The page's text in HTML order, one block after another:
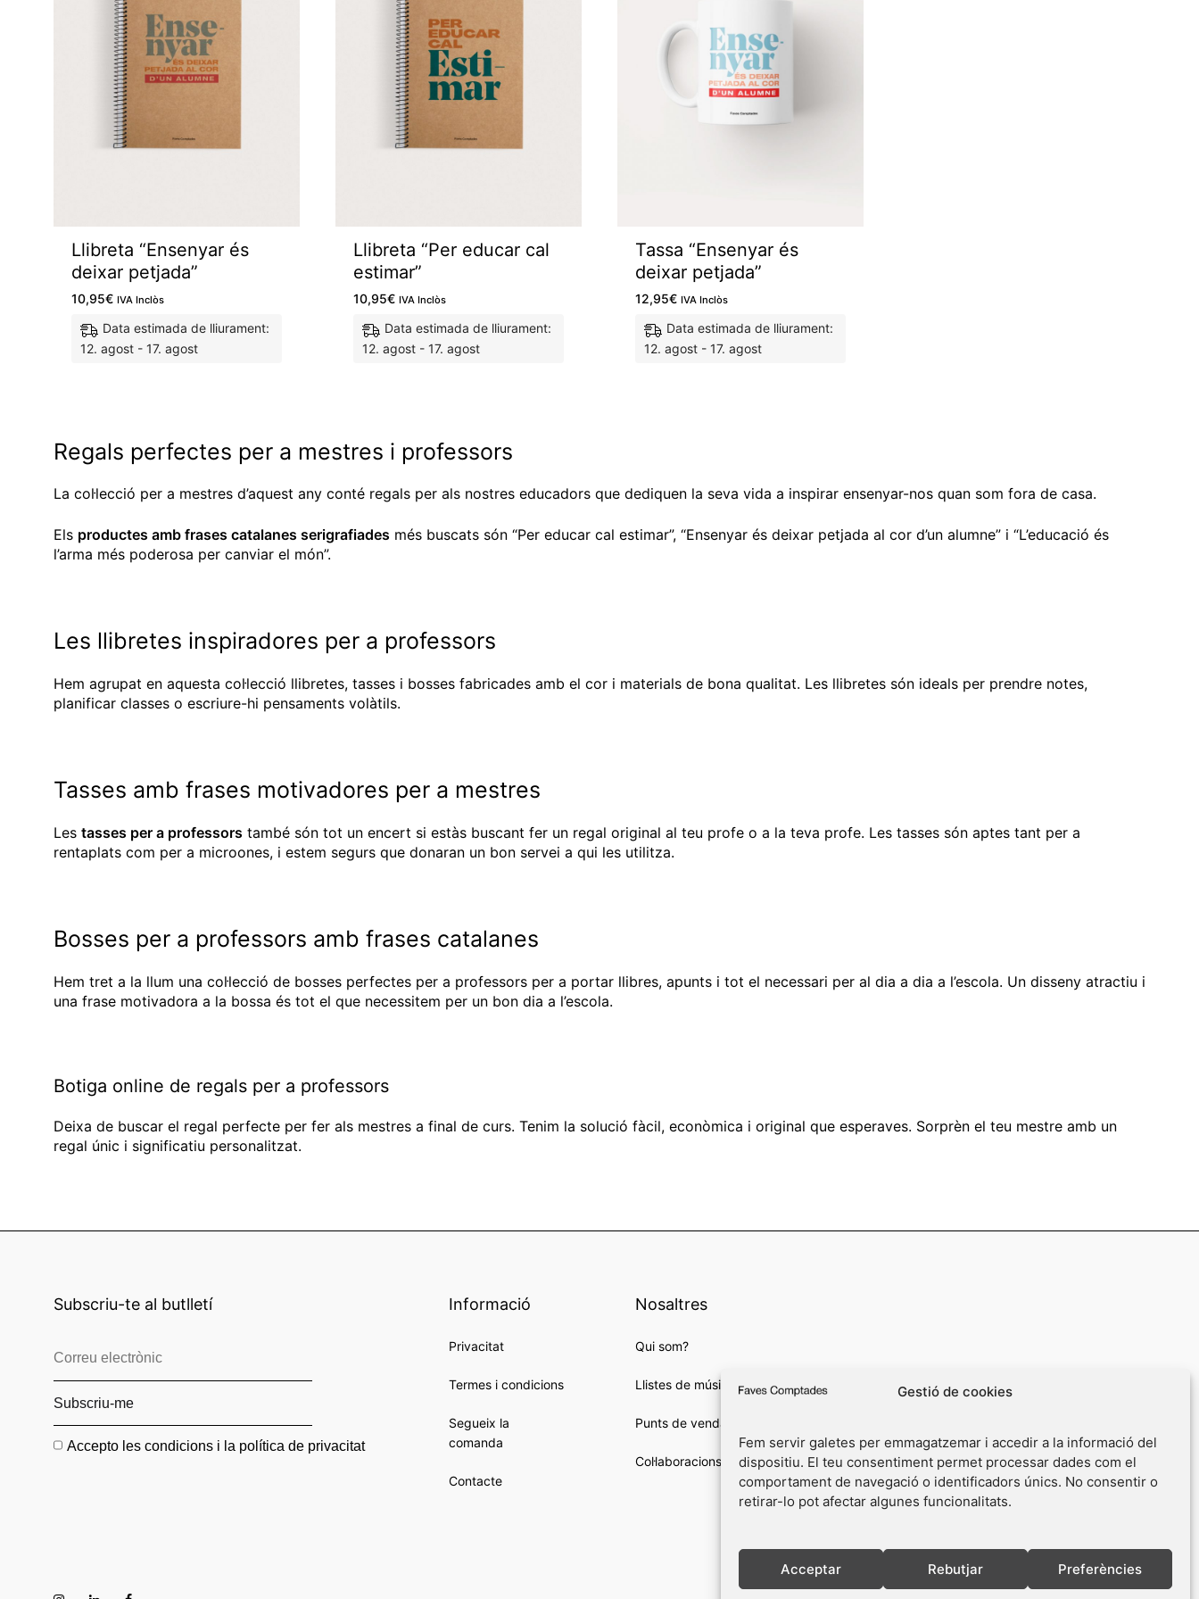
Gestió de cookies
Fem servir galetes per emmagatzemar i accedir a la informació del
dispositiu. El teu consentiment permet processar dades com el
comportament de navegació o identificadors únics. No consentir o
retirar-lo pot afectar algunes funcionalitats.
Acceptar Rebutjar Preferències
Bosses
Tovalloles
Tasses
Col·lecció tasses família
Pòsters
Llibretes
Estoigs
Davantals
Llibreta “Ensenyar és
deixar petjada”
10,95€ IVA Inclòs
Data estimada de lliurament:
12. agost - 17. agost
Llibreta “Per educar cal
estimar”
10,95€ IVA Inclòs
Data estimada de lliurament:
12. agost - 17. agost
Tassa “Ensenyar és
deixar petjada”
12,95€ IVA Inclòs
Data estimada de lliurament:
12. agost - 17. agost
Regals perfectes per a mestres i professors
La col·lecció per a mestres d’aquest any conté regals per als nostres educadors que dediquen la seva vida a inspirar ensenyar-nos quan som fora de casa.
Els productes amb frases catalanes serigrafiades més buscats són “Per educar cal estimar”, “Ensenyar és deixar petjada al cor d’un alumne” i “L’educació és
l’arma més poderosa per canviar el món”.
Les llibretes inspiradores per a professors
Hem agrupat en aquesta col·lecció llibretes, tasses i bosses fabricades amb el cor i materials de bona qualitat. Les llibretes són ideals per prendre notes,
planificar classes o escriure-hi pensaments volàtils.
Tasses amb frases motivadores per a mestres
Les tasses per a professors també són tot un encert si estàs buscant fer un regal original al teu profe o a la teva profe. Les tasses són aptes tant per a
rentaplats com per a microones, i estem segurs que donaran un bon servei a qui les utilitza.
Bosses per a professors amb frases catalanes
Hem tret a la llum una col·lecció de bosses perfectes per a professors per a portar llibres, apunts i tot el necessari per al dia a dia a l’escola. Un disseny atractiu i
una frase motivadora a la bossa és tot el que necessitem per un bon dia a l’escola.
Botiga online de regals per a professors
Deixa de buscar el regal perfecte per fer als mestres a final de curs. Tenim la solució fàcil, econòmica i original que esperaves. Sorprèn el teu mestre amb un
regal únic i significatiu personalitzat.
Subscriu-te al butlletí
Accepto les condicions i la política de privacitat
Informació
Privacitat
Termes i condicions
Segueix la
comanda
Contacte
Nosaltres
Qui som?
Llistes de música
Punts de venda
Col·laboracions